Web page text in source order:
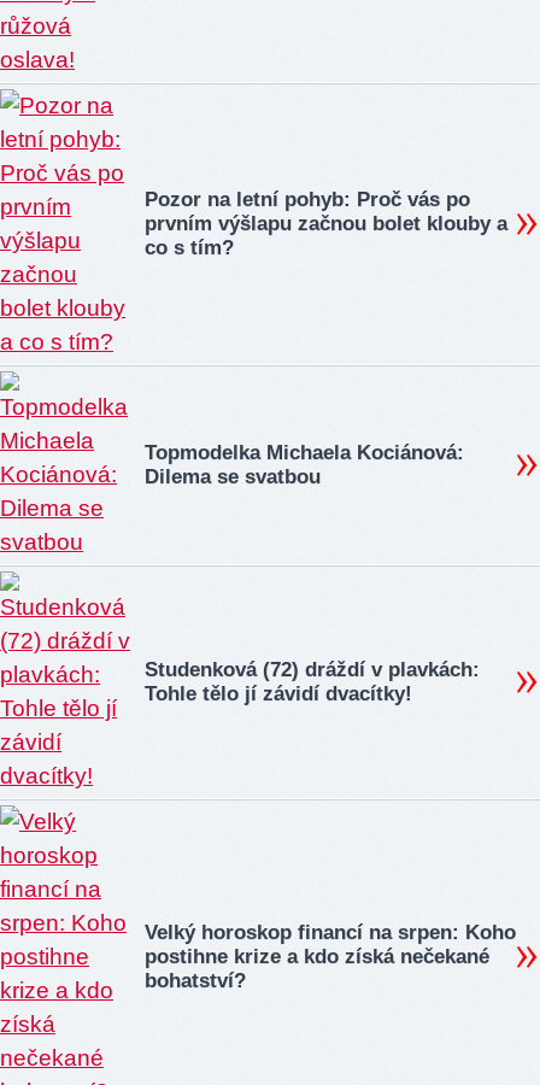
Pozor na letní pohyb: Proč vás po
prvním výšlapu začnou bolet klouby a
co s tím?
Topmodelka Michaela Kociánová:
Dilema se svatbou
Studenková (72) dráždí v plavkách:
Tohle tělo jí závidí dvacítky!
Velký horoskop financí na srpen: Koho
postihne krize a kdo získá nečekané
bohatství?